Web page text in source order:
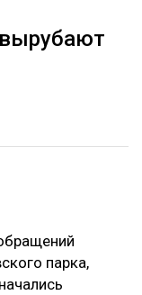
парка,